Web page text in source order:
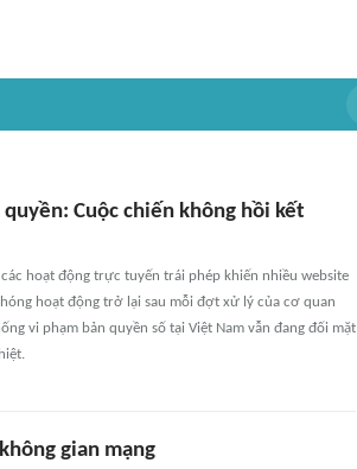
Cuộc chiến không hồi kết
hoạt động trực tuyến trái phép khiến nhiều website
hoạt động trở lại sau mỗi đợt xử lý của cơ quan
vi phạm bản quyền số tại Việt Nam vẫn đang đối mặt
gian mạng